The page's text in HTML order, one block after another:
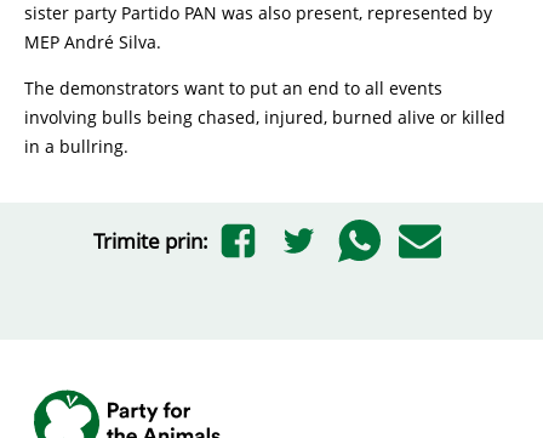
sister party Partido PAN was also present, represented by
MEP André Silva.
The demonstrators want to put an end to all events
involving bulls being chased, injured, burned alive or killed
in a bullring.
Trimite prin: